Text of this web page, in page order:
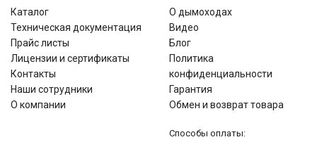
Каталог
Техническая документация
Прайс листы
Лицензии и сертификаты
Контакты
Наши сотрудники
О компании
О дымоходах
Видео
Блог
Политика
конфиденциальности
Гарантия
Обмен и возврат товара
Способы оплаты: